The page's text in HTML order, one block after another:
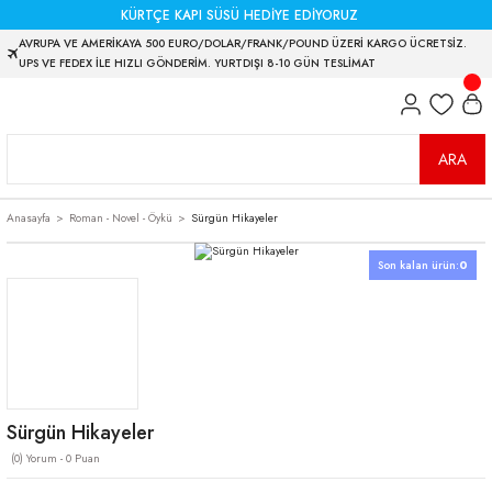
KÜRTÇE KAPI SÜSÜ HEDİYE EDİYORUZ
AVRUPA VE AMERİKAYA 500 EURO/DOLAR/FRANK/POUND ÜZERİ KARGO ÜCRETSİZ.
UPS VE FEDEX İLE HIZLI GÖNDERİM. YURTDIŞI 8-10 GÜN TESLİMAT
ARA
Anasayfa Roman - Novel - Öykü Sürgün Hikayeler
Son kalan ürün:0
Sürgün Hikayeler
(0) Yorum - 0 Puan